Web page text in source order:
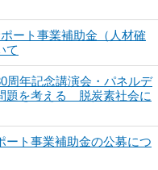
ート事業補助金（人材確
て
周年記念講演会・パネルデ
題を考える 脱炭素社会に
ート事業補助金の公募につ